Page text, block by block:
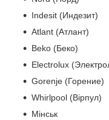
Indesit (Индезит)
Atlant (Атлант)
Beko (Беко)
Electrolux
Gorenje (Горение)
Whirlpool (Вірпул)
Мінськ